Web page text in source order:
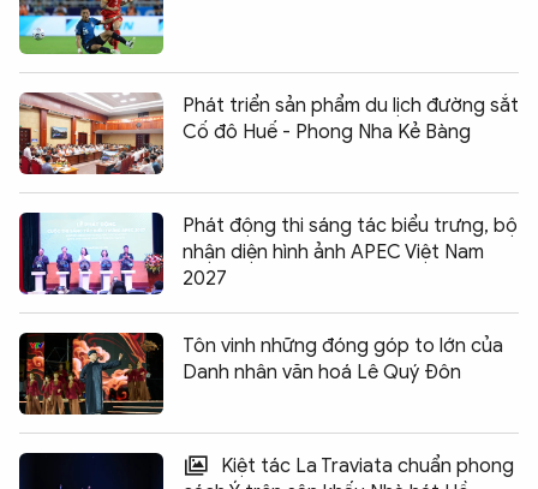
Phát triển sản phẩm du lịch đường sắt
Cố đô Huế - Phong Nha Kẻ Bàng
Phát động thi sáng tác biểu trưng, bộ
nhận diện hình ảnh APEC Việt Nam
2027
Tôn vinh những đóng góp to lớn của
Danh nhân văn hoá Lê Quý Đôn
Kiệt tác La Traviata chuẩn phong